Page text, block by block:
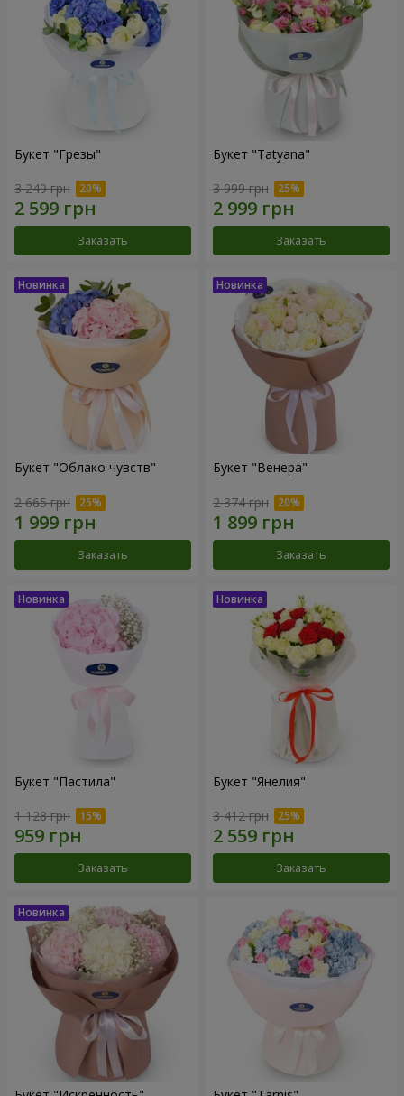
Букет "Грезы"
3 249 грн
Заказать
Букет "Tatyana"
3 999 грн
Заказать
Букет "Облако чувств"
2 665 грн
Заказать
Букет "Венера"
2 374 грн
Заказать
Букет "Пастила"
1 128 грн
Заказать
Букет "Янелия"
3 412 грн
Заказать